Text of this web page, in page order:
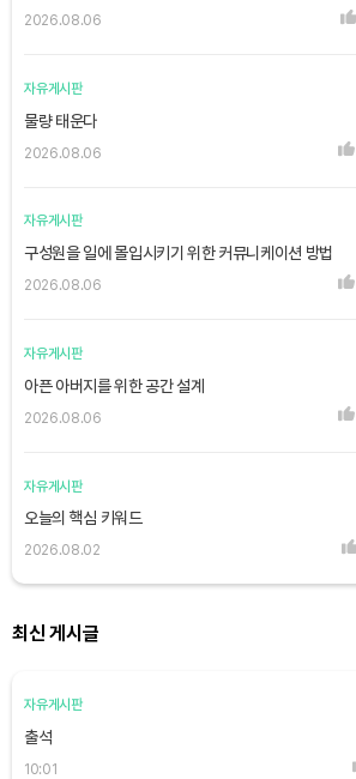
2026.08.06
자유게시판
물량 태운다
2026.08.06
자유게시판
구성원을 일에 몰입시키기 위한 커뮤니케이션 방법
2026.08.06
자유게시판
아픈 아버지를 위한 공간 설계
2026.08.06
자유게시판
오늘의 핵심 키워드
2026.08.02
최신 게시글
자유게시판
출석
10:01